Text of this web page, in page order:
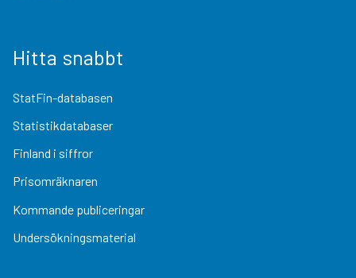
Hitta snabbt
StatFin-databasen
Statistikdatabaser
Finland i siffror
Prisomräknaren
Kommande publiceringar
Undersökningsmaterial